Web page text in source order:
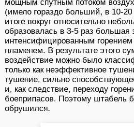
мощным спутным потоком
(имело гораздо больший, в 10-
итоге вокруг относительно
образовалась в 3-5 раз большая
интенсифицированным
пламенем. В результате этого
воздействие можно было
только как неэффективное
тушение, сильно
и, как следствие, переходу
боеприпасов. Поэтому штабель
обрушился.